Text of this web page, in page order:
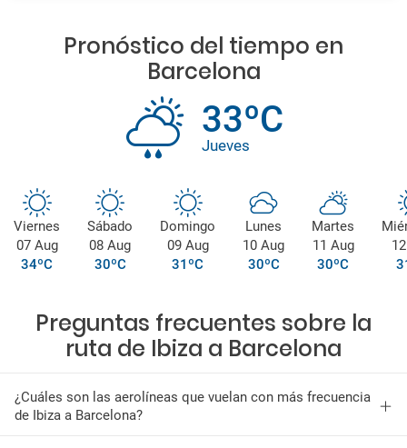
Pronóstico del tiempo en
Barcelona
33ºC
Jueves
Viernes
07 Aug
34ºC
Sábado
08 Aug
30ºC
Domingo
09 Aug
31ºC
Lunes
10 Aug
30ºC
Martes
11 Aug
30ºC
Preguntas frecuentes sobre la
ruta de Ibiza a Barcelona
¿Cuáles son las aerolíneas que vuelan con más frecuencia
de Ibiza a Barcelona?